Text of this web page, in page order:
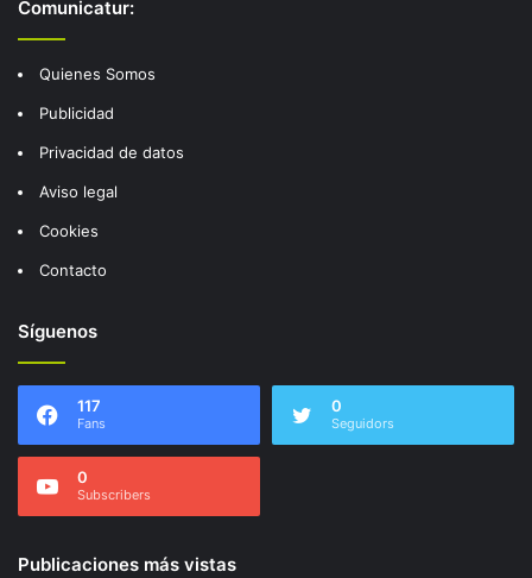
Comunicatur:
Quienes Somos
Publicidad
Privacidad de datos
Aviso legal
Cookies
Contacto
Síguenos
117
Fans
0
Seguidors
0
Subscribers
Publicaciones más vistas